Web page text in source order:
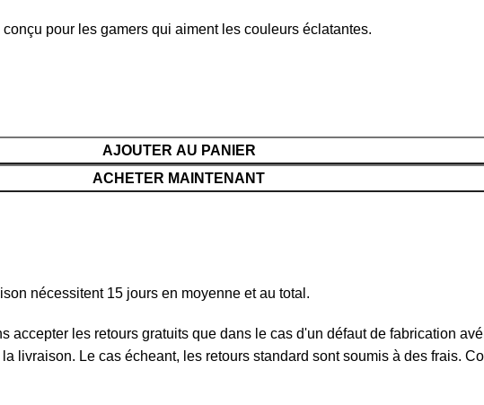
pour les gamers qui aiment les couleurs éclatantes.
AJOUTER AU PANIER
ACHETER MAINTENANT
nécessitent 15 jours en moyenne et au total.
accepter les retours gratuits que dans le cas d'un défaut de fabrication
livraison. Le cas écheant, les retours standard sont soumis à des frais.